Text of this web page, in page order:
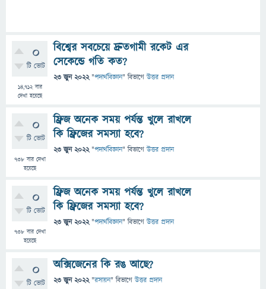
0
টি ভোট
14,712বার
দেখা হয়েছে
বিশ্বের সবচেয়ে দ্রুতগামী রকেট এর
সেকেন্ডে গতি কত?
23 জুন 2022 "পদার্থবিজ্ঞান" বিভাগে উত্তর প্রদান
0
টি ভোট
738বার দেখা
হয়েছে
ফ্রিজ অনেক সময় পর্যন্ত খুলে রাখলে
কি ফ্রিজের সমস্যা হবে?
23 জুন 2022 "পদার্থবিজ্ঞান" বিভাগে উত্তর প্রদান
0
টি ভোট
738বার দেখা
হয়েছে
ফ্রিজ অনেক সময় পর্যন্ত খুলে রাখলে
কি ফ্রিজের সমস্যা হবে?
23 জুন 2022 "পদার্থবিজ্ঞান" বিভাগে উত্তর প্রদান
0
টি ভোট
অক্সিজেনের কি রঙ আছে?
23 জুন 2022 "রসায়ন" বিভাগে উত্তর প্রদান